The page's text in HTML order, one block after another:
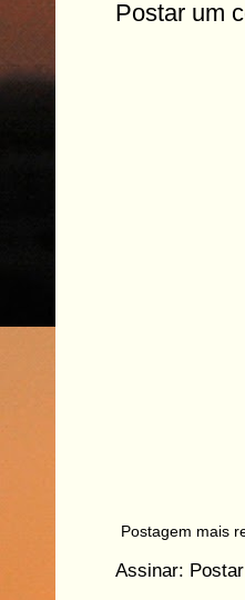
Postar um
Postagem mais
Assinar: